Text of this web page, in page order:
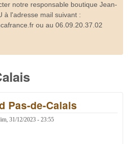
notre responsable boutique Jean-
à l'adresse mail suivant :
ou au 06.09.20.37.02
Pas-de-Calais
31/12/2023 - 23:55